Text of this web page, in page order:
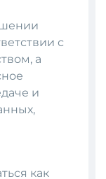
с
а
и
как